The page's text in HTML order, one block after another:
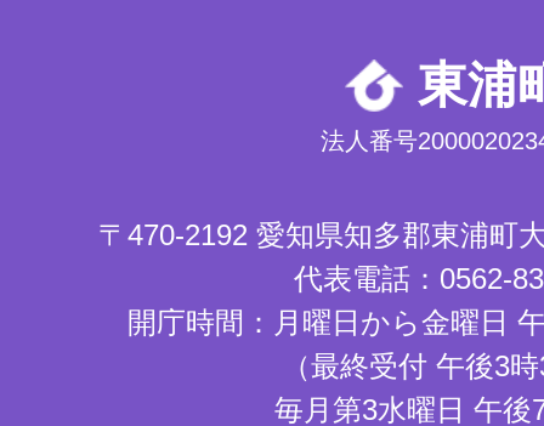
東浦
法人番号
〒470-2192 愛知県知多郡東浦町
代表電話：0562-
開庁時間：月曜日から金曜日
（最終受付 午後3
毎月第3水曜日 午後